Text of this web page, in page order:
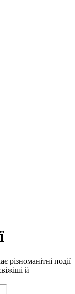
різноманітні події
й